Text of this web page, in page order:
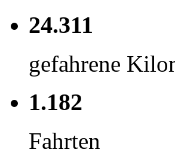
24.311
gefahrene
1.182
Fahrten